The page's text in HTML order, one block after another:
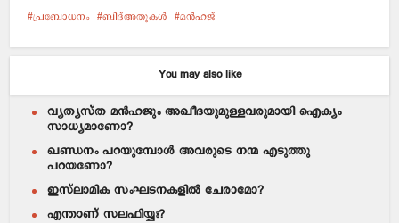
പ്രബോധനം ബിദ്അതുകള്‍ മന്‍ഹജ്
You may also like
വ്യത്യസ്ത മന്‍ഹജും അഖീദയുമുള്ളവരുമായി ഐക്യം
സാധ്യമാണോ?
ഖണ്ഡനം പറയുമ്പോള്‍ അവരുടെ നന്മ എടുത്തു
പറയണോ?
ഇസ്‌ലാമിക സംഘടനകളില്‍ ചേരാമോ?
എന്താണ് സലഫിയ്യഃ?